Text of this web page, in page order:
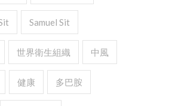
Samuel Sit
世界衛生組織 中風
健康 多巴胺